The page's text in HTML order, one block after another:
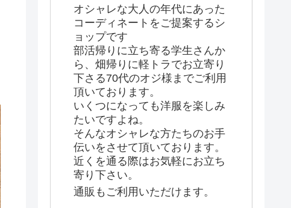
オシャレな大人の年代にあった
コーディネートをご提案するシ
ョップです
部活帰りに立ち寄る学生さんか
ら、畑帰りに軽トラでお立寄り
下さる70代のオジ様までご利用
頂いております。
いくつになっても洋服を楽しみ
たいですよね。
そんなオシャレな方たちのお手
伝いをさせて頂いております。
近くを通る際はお気軽にお立ち
寄り下さい。
通販もご利用いただけます。